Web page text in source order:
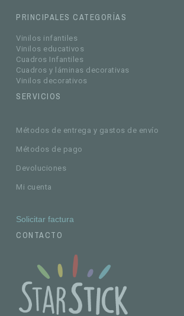
PRINCIPALES CATEGORÍAS
Vinilos infantiles
Vinilos educativos
Cuadros Infantiles
Cuadros y láminas decorativas
Vinilos decorativos
SERVICIOS
Métodos de entrega y gastos de envío
Métodos de pago
Devoluciones
Mi cuenta
Solicitar factura
CONTACTO